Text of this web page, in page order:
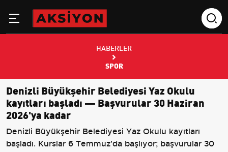
HABERLER
SPOR
Denizli Büyükşehir Belediyesi Yaz Okulu
kayıtları başladı — Başvurular 30 Haziran
2026'ya kadar
Denizli Büyükşehir Belediyesi Yaz Okulu kayıtları
başladı. Kurslar 6 Temmuz'da başlıyor; başvurular 30